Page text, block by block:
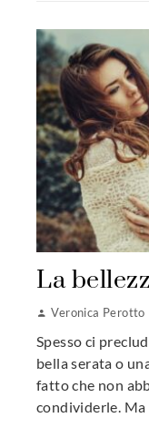
La
Veronica Perotto
Spesso ci
bella serata o
fatto che non
condividerle. Ma